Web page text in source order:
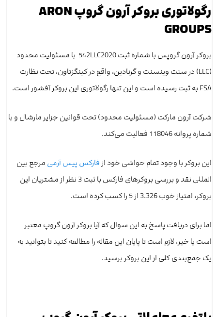
رگولاتوری بروکر آرون گروپ ARON
GROUPS
بروکر آرون گروپس با شماره ثبت 542LLC2020 با مسئولیت محدود
(LLC) در سنت وینسنت و گرنادین، واقع در کینگزتاون، تحت نظارت
FSA به ثبت رسیده است و این تنها رگولاتوری این بروکر آفشور است.
شرکت آرون مارکت (مسئولیت محدود) تحت قوانین جزایر مارشال و با
شماره پروانه 118046 فعالیت می‌کند.
این بروکر با وجود تمام حواشی خود از فارکس پیس آرمی مرجع بین
المللی نقد و بررسی بروکرهای فارکس با ثبت 3 نظر از مشتریان این
بروکر، امتیاز خوب 3.326 از 5 را کسب کرده است.
اما برای دریافت پاسخ به این سوال که آیا بروکر آرون گروپ معتبر
است یا خیر، لازم است تا پایان این مقاله را مطالعه کنید تا بتوانید به
یک جمع‌بندی کلی از این بروکر برسید.